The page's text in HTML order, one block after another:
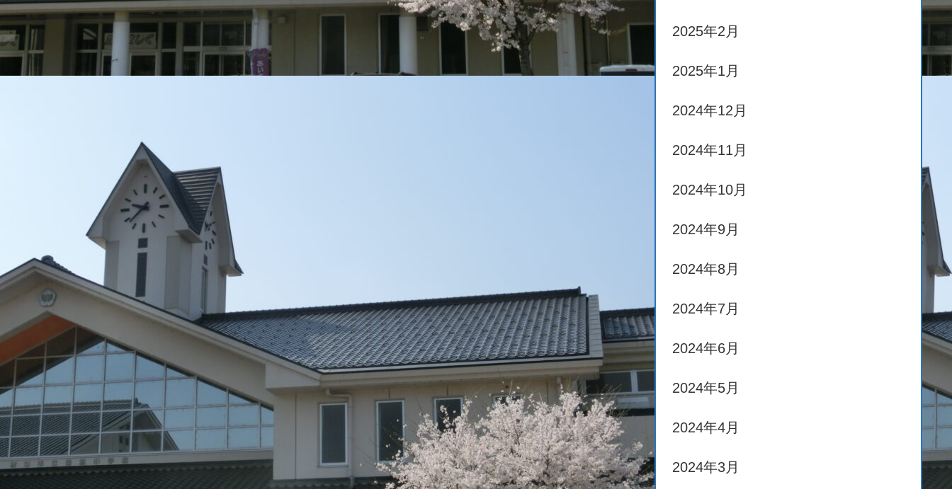
2025年2月
2025年1月
2024年12月
2024年11月
2024年10月
2024年9月
2024年8月
2024年7月
2024年6月
2024年5月
2024年4月
2024年3月